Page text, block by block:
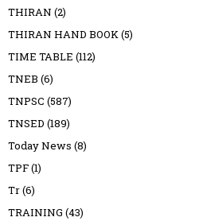
THIRAN (2)
THIRAN HAND BOOK(5)
TIME TABLE (112)
TNEB (6)
TNPSC (587)
TNSED (189)
Today News (8)
TPF(1)
Tr(6)
TRAINING (43)